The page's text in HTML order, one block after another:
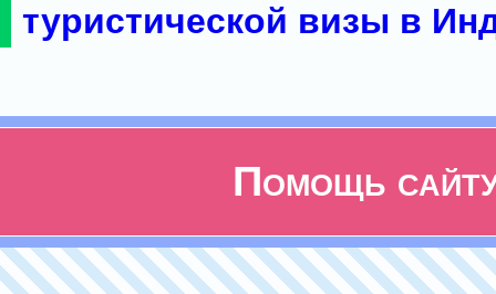
туристической визы в
Помощь